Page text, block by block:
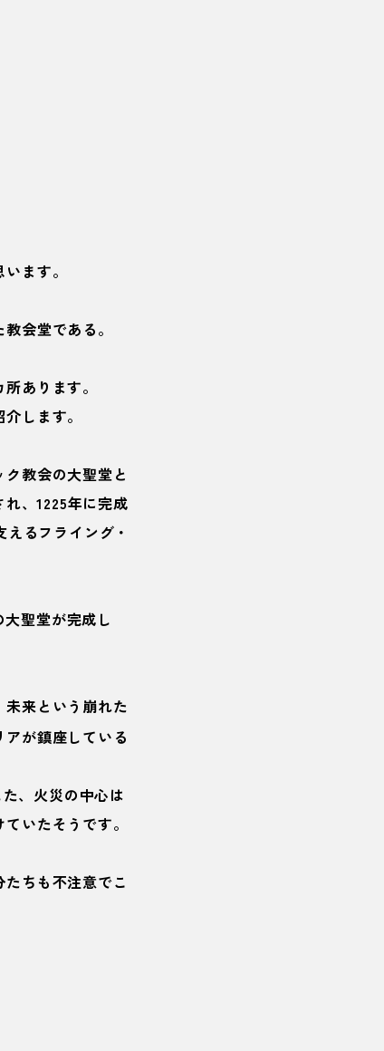
ます。
会堂である。
あります。
します。
教会の大聖堂と
、1225年に完成
るフライング・
聖堂が完成し
来という崩れた
が鎮座している
、火災の中心は
いたそうです。
ちも不注意でこ